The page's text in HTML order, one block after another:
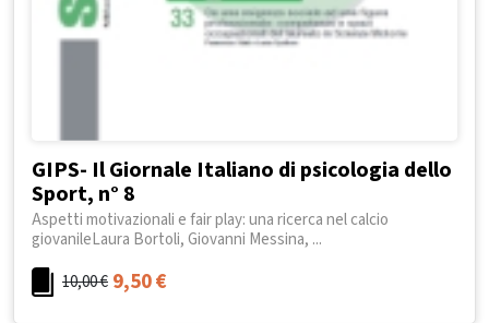
GIPS- Il Giornale Italiano di psicologia dello
Sport, n° 8
Aspetti motivazionali e fair play: una ricerca nel calcio
giovanileLaura Bortoli, Giovanni Messina, ...
10,00€ 9,50€